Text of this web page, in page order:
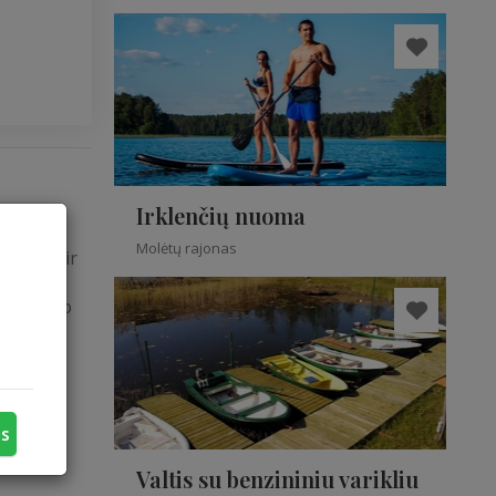
ir
kūno
Irklenčių nuoma
Molėtų rajonas
Valtis su benzininiu varikliu